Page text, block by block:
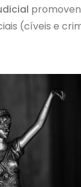
(cíveis e